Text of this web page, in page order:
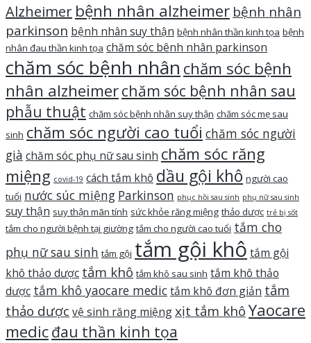
Alzheimer bệnh nhân alzheimer bệnh nhân
parkinson bệnh nhân suy thận bệnh nhân thần kinh tọa bệnh
nhân đau thần kinh tọa chăm sóc bênh nhân parkinson
chăm sóc bệnh nhân chăm sóc bệnh
nhân alzheimerchăm sóc bệnh nhân sau
phẫu thuật chăm sóc bệnh nhân suy thận chăm sóc mẹ sau
sinh chăm sóc người cao tuổi chăm sóc người
già chăm sóc phụ nữ sau sinh chăm sóc răng
miệng covid-19 cách tắm khô dầu gội khô người cao
tuổi nước súc miệng Parkinson phục hồi sau sinh phụ nữ sau sinh
suy thận suy thận mãn tính sức khỏe răng miệng thảo dược trẻ bị sốt
tắm cho người bệnh tại giường tắm cho người cao tuổi tắm cho
phụ nữ sau sinh tắm gội tắm gội khô tắm gội
khô thảo dược tắm khô tắm khô sau sinh tắm khô thảo
dược tắm khô yaocare medictắm khô đơn giản tắm
thảo dược vệ sinh răng miệngxịt tắm khôYaocare
medicđau thần kinh tọa